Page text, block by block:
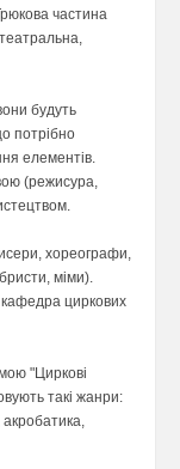
частина
будуть
потрібно
елементів.
(режисура,
хореографи,
міми).
кафедра циркових
"Циркові
такі жанри:
акробатика,